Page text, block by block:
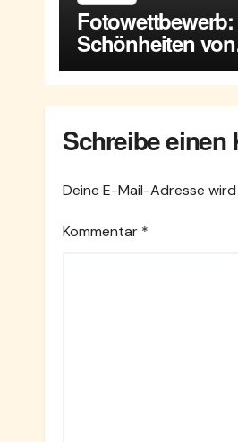
Fotowettbewerb:
Schönheiten von
Maria Enzersdorf
Schreibe einen
Deine E-Mail-Adresse
Kommentar *